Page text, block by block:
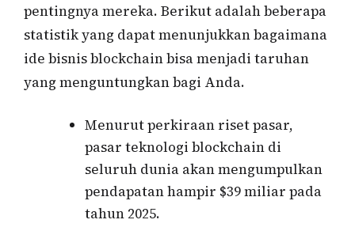
pentingnya mereka. Berikut adalah beberapa
statistik yang dapat menunjukkan bagaimana
ide bisnis blockchain bisa menjadi taruhan
yang menguntungkan bagi Anda.
Menurut perkiraan riset pasar,
pasar teknologi blockchain di
seluruh dunia akan mengumpulkan
pendapatan hampir $39 miliar pada
tahun 2025.